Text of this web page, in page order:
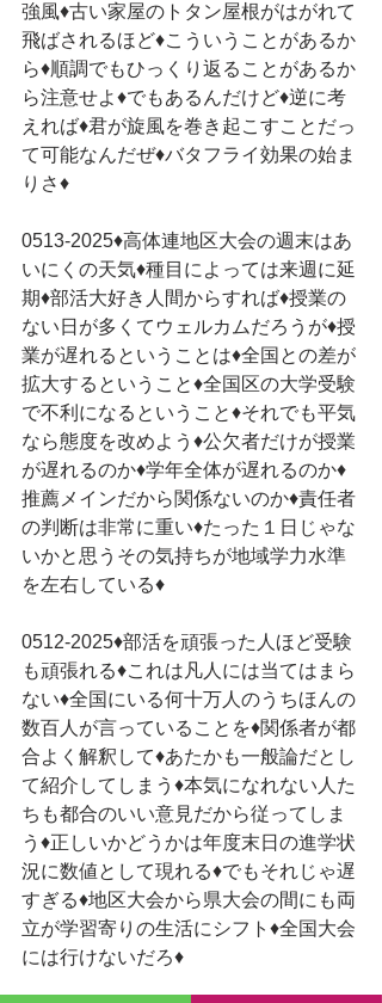
強風♦古い家屋のトタン屋根がはがれて
飛ばされるほど♦こういうことがあるか
ら♦順調でもひっくり返ることがあるか
ら注意せよ♦でもあるんだけど♦逆に考
えれば♦君が旋風を巻き起こすことだっ
て可能なんだぜ♦バタフライ効果の始ま
りさ♦
0513-2025♦高体連地区大会の週末はあ
いにくの天気♦種目によっては来週に延
期♦部活大好き人間からすれば♦授業の
ない日が多くてウェルカムだろうが♦授
業が遅れるということは♦全国との差が
拡大するということ♦全国区の大学受験
で不利になるということ♦それでも平気
なら態度を改めよう♦公欠者だけが授業
が遅れるのか♦学年全体が遅れるのか♦
推薦メインだから関係ないのか♦責任者
の判断は非常に重い♦たった１日じゃな
いかと思うその気持ちが地域学力水準
を左右している♦
0512-2025♦部活を頑張った人ほど受験
も頑張れる♦これは凡人には当てはまら
ない♦全国にいる何十万人のうちほんの
数百人が言っていることを♦関係者が都
合よく解釈して♦あたかも一般論だとし
て紹介してしまう♦本気になれない人た
ちも都合のいい意見だから従ってしま
う♦正しいかどうかは年度末日の進学状
況に数値として現れる♦でもそれじゃ遅
すぎる♦地区大会から県大会の間にも両
立が学習寄りの生活にシフト♦全国大会
には行けないだろ♦